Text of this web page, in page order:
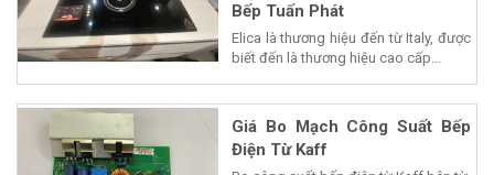
Bếp Tuấn Phát
Elica là thương hiệu đến từ Italy, được
biết đến là thương hiệu cao cấp...
Giá Bo Mạch Công Suất Bếp
Điện Từ Kaff